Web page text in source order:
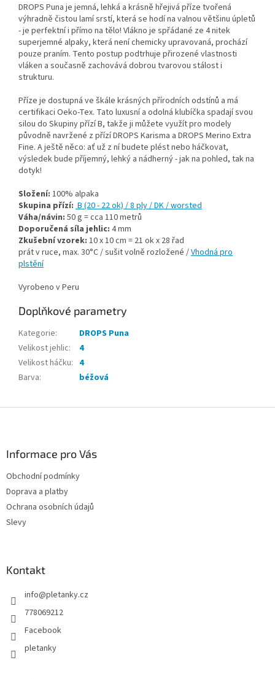
DROPS Puna je jemná, lehká a krásně hřejivá příze tvořená
výhradně čistou lamí srstí, která se hodí na valnou většinu úpletů
- je perfektní i přímo na tělo! Vlákno je spřádané ze 4 nitek
superjemné alpaky, která není chemicky upravovaná, prochází
pouze praním. Tento postup podtrhuje přirozené vlastnosti
vláken a současně zachovává dobrou tvarovou stálost i
strukturu.
Příze je dostupná ve škále krásných přírodních odstínů a má
certifikaci Oeko-Tex. Tato luxusní a odolná klubíčka spadají svou
silou do Skupiny přízí B, takže ji můžete využít pro modely
původně navržené z přízí DROPS Karisma a DROPS Merino Extra
Fine. A ještě něco: ať už z ní budete plést nebo háčkovat,
výsledek bude příjemný, lehký a nádherný - jak na pohled, tak na
dotyk!
Složení: 100% alpaka
Skupina přízí: B (20 - 22 ok) / 8 ply / DK / worsted
Váha/návin: 50 g = cca 110 metrů
Doporučená síla jehlic: 4 mm
Zkušební vzorek: 10 x 10 cm = 21 ok x 28 řad
prát v ruce, max. 30°C / sušit volně rozložené /Vhodná pro
plstění
Vyrobeno v Peru
Doplňkové parametry
Kategorie:
DROPS Puna
Velikost jehlic:
4
Velikost háčku: 4
Barva: béžová
Informace pro Vás
Obchodní podmínky
Doprava a platby
Ochrana osobních údajů
Slevy
Kontakt
info@pletanky.cz
778069212
Facebook
pletanky